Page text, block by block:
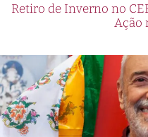
Retiro de Inverno no
Ação